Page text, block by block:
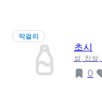
막걸리
초시
쌀, 찹쌀
0